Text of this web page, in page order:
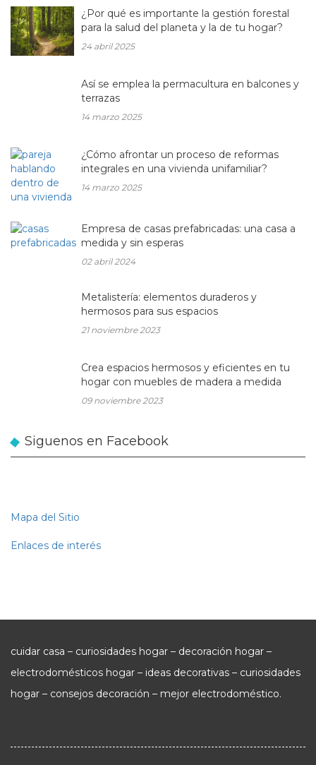
¿Por qué es importante la gestión forestal
para la salud del planeta y la de tu hogar?
24 abril 2025
Así se emplea la permacultura en balcones y
terrazas
14 marzo 2025
¿Cómo afrontar un proceso de reformas
integrales en una vivienda unifamiliar?
14 marzo 2025
Empresa de casas prefabricadas: una casa a
medida y sin esperas
02 abril 2024
Metalistería: elementos duraderos y
hermosos para sus espacios
21 noviembre 2023
Crea espacios hermosos y eficientes en tu
hogar con muebles de madera a medida
09 noviembre 2023
Siguenos en Facebook
Mapa del Sitio
Enlaces de interés
cuidar casa – curiosidades hogar – decoración hogar –
electrodomésticos hogar – ideas decorativas – curiosidades
hogar – consejos decoración – mejor electrodoméstico.